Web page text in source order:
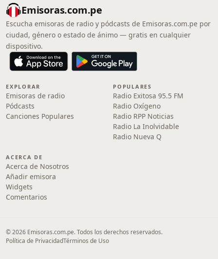
Emisoras.com.pe
Escucha emisoras de radio y pódcasts de Emisoras.com.pe por
ciudad, género o estado de ánimo — gratis en cualquier
dispositivo.
EXPLORAR
Emisoras de radio
Pódcasts
Canciones Populares
POPULARES
Radio Exitosa 95.5 FM
Radio Oxígeno
Radio RPP Noticias
Radio La Inolvidable
Radio Nueva Q
ACERCA DE
Acerca de Nosotros
Añadir emisora
Widgets
Comentarios
© 2026 Emisoras.com.pe. Todos los derechos reservados.
Política de PrivacidadTérminos de Uso